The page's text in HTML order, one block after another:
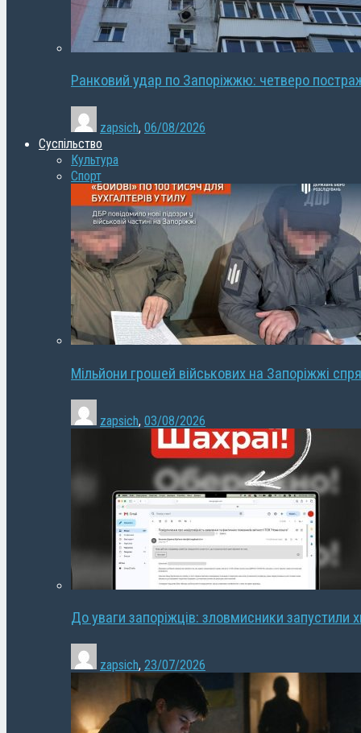
Ранковий удар по Запоріжжю: четверо
zapsich, 06/08/2026
Суспільство
Культура
Спорт
Мільйони грошей військових на Запоріжжі
zapsich, 03/08/2026
До уваги запоріжців: зловмисники запустили
zapsich, 23/07/2026